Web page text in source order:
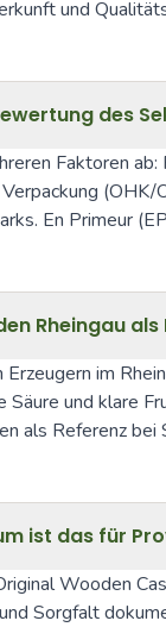
und
des
Faktoren
En Primeur
Rheingau
im
Säure und
als Referenz
ist das für
Wooden
Sorgfalt